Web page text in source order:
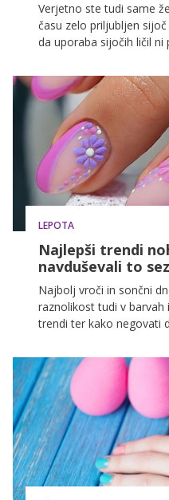
Verjetno ste tudi same
času zelo priljubljen
da uporaba sijočih ličil ni
LEPOTA
Najlepši trendi
navduševali to
Najbolj vroči in sončni
raznolikost tudi v barvah
trendi ter kako negovati